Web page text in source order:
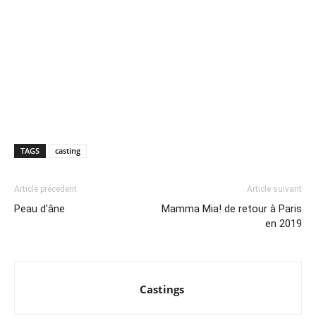
TAGS casting
Article précédent
Peau d’âne
Article suivant
Mamma Mia! de retour à Paris
en 2019
Castings